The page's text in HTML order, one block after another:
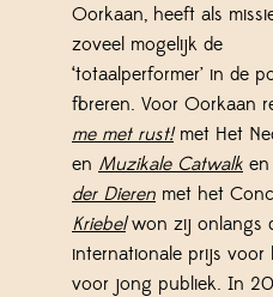
Oorkaan, heeft als
zoveel mogelijk de
‘totaalperformer’ in de
floreren. Voor Oorkaan
me met rust!met Het
en Muzikale Catwalk en
der Dieren met het
Kriebelwon zij onlangs
internationale prijs voor
voor jong publiek. In